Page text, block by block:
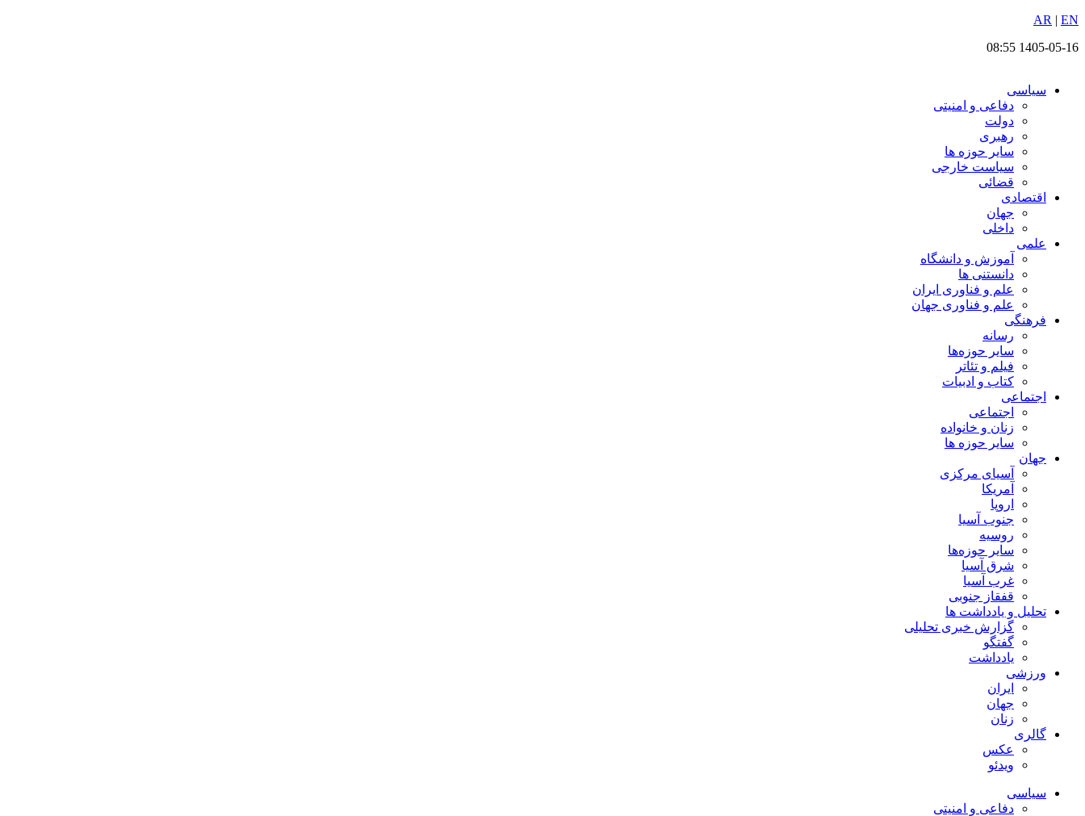
پرش
محتوا
AR | EN
1405-05-16 08:55
سیاسی
دفاعی و امنیتی
دولت
رهبری
سایر حوزه ها
سیاست خارجی
قضائی
اقتصادی
جهان
داخلی
علمی
آموزش و دانشگاه
دانستنی ها
علم و فناوری ایران
علم و فناوری جهان
فرهنگی
رسانه
سایر حوزه‌ها
فیلم و تئاتر
کتاب و ادبیات
اجتماعی
اجتماعی
زنان و خانواده
سایر حوزه ها
جهان
آسیای مرکزی
آمریکا
اروپا
جنوب آسیا
روسیه
سایر حوزه‌ها
شرق آسیا
غرب آسیا
قفقاز جنوبی
تحلیل و یادداشت ها
گزارش خبری تحلیلی
گفتگو
یادداشت
ورزشی
ایران
جهان
زنان
گالری
عکس
ویدئو
سیاسی
دفاعی و امنیتی